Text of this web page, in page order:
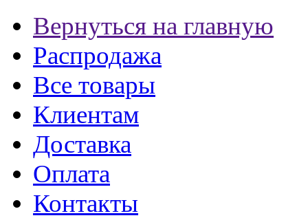
Вернуться на главную
Распродажа
Все товары
Клиентам
Доставка
Оплата
Контакты